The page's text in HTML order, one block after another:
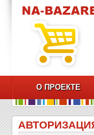
О ПРОЕКТЕ